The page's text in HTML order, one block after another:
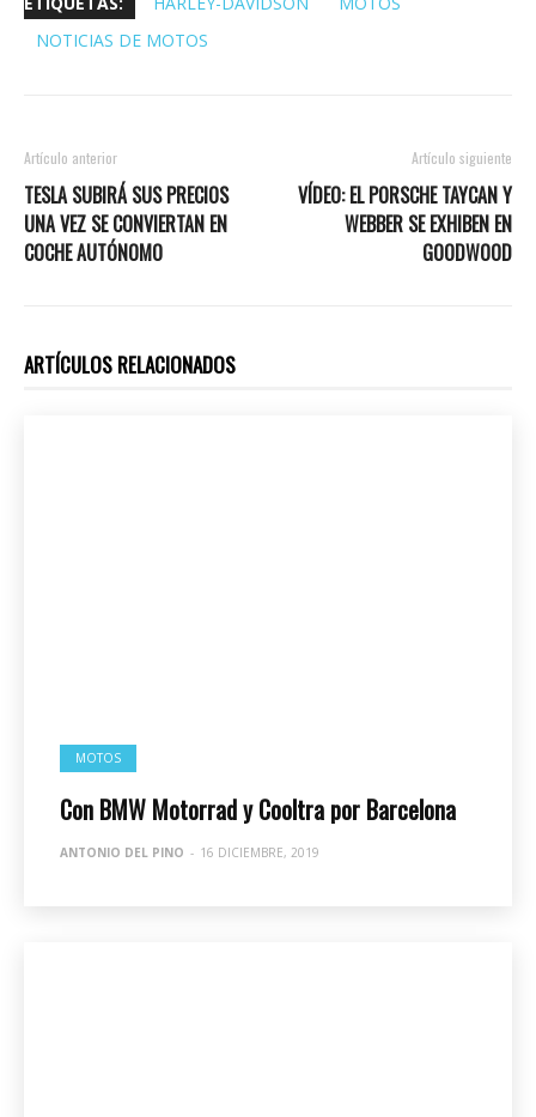
NOTICIAS DE MOTOS
Artículo anterior
TESLA SUBIRÁ SUS PRECIOS
UNA VEZ SE CONVIERTAN EN
COCHE AUTÓNOMO
Artículo siguiente
VÍDEO: EL PORSCHE TAYCAN Y
WEBBER SE EXHIBEN EN
GOODWOOD
ARTÍCULOS RELACIONADOS
MOTOS
Con BMW Motorrad y Cooltra por Barcelona
ANTONIO DEL PINO - 16 DICIEMBRE, 2019